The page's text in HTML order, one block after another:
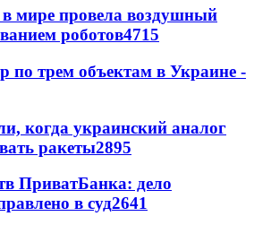
мире провела воздушный
роботов4715
по трем объектам в Украине -
когда украинский аналог
ракеты2895
ПриватБанка: дело
в суд2641